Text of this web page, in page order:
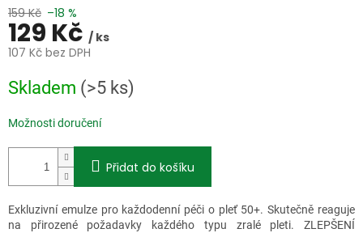
159 Kč –18 %
129 Kč / ks
107 Kč bez DPH
cena:
Skladem (>5 ks)
Možnosti doručení
Přidat do košíku
Exkluzivní emulze pro každodenní péči o pleť 50+. Skutečně reaguje
na přirozené požadavky každého typu zralé pleti. ZLEPŠENÍ